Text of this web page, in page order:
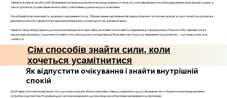
Займіться творчістю або хобі. Малювання, писання, рукоділля чи інші види діяльності можуть стати відмінним способом вираження своїх емоцій і думок, а
також допоможуть вам переключити увагу з негативних думок на щось позитивне.
Не забувайте про важливість здорового харчування та сну. Збалансоване харчування підтримує фізичне та психічне здоров'я, а достатній сон допоможе
відновити сили. Постарайтеся дотримуватися режиму та знаходити час для відпочинку.
Нарешті, якщо ви відчуваєте, що не можете впоратися самостійно, розгляньте можливість звернення до професіонала. Психолог або терапевт може
надати вам підтримку та допомогти знайти способи подолати складні емоції. Важливо пам'ятати, що звернення за допомогою — це ознака сили, а не
слабкості.
Сім способів знайти сили, коли
хочеться усамітнитися
Як відпустити очікування і знайти внутрішній
спокій
Щоб перестати чекати від інших того, що колись не дали батьки, важливо спершу усвідомити, що ці очікування часто базуються на незадоволених
потребах із дитинства. Розуміння цього допоможе визнати, що інші люди не зобов'язані заповнювати ці прогалини.